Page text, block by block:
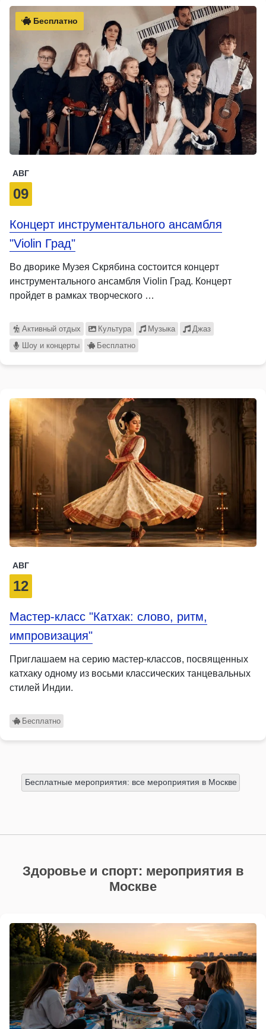
Бесплатно
АВГ
09
Концерт инструментального ансамбля
"Violin Град"
Во дворике Музея Скрябина состоится концерт
инструментального ансамбля Violin Град. Концерт
пройдет в рамках творческого …
Активный отдых Культура Музыка
Джаз
Шоу и концерты
Бесплатно
АВГ
12
Мастер-класс "Катхак: слово, ритм,
импровизация"
Приглашаем на серию мастер-классов, посвященных
катхаку одному из восьми классических танцевальных
стилей Индии.
Бесплатно
Бесплатные мероприятия: все мероприятия в Москве
Здоровье и спорт: мероприятия в
Москве